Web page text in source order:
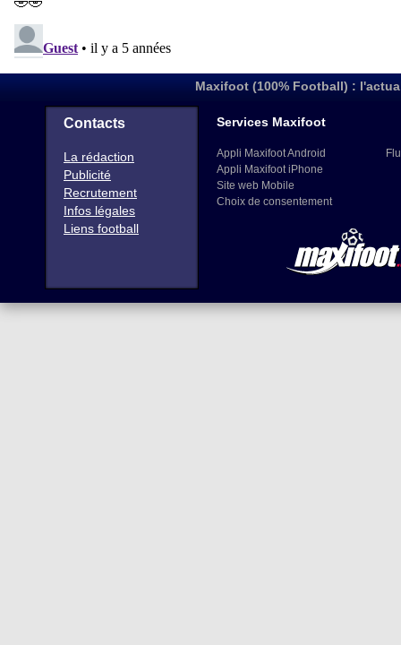
Maxifoot (100% Football) :
Contacts
La rédaction
Publicité
Recrutement
Infos légales
Liens football
Services Maxifoot
Appli Maxifoot Android
Appli Maxifoot iPhone
Site web Mobile
Choix de consentement